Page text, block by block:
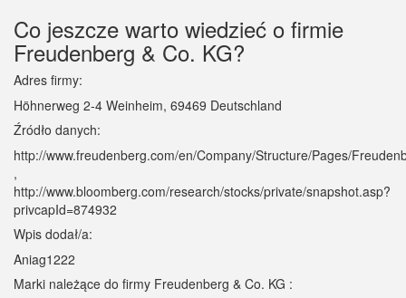
Co jeszcze warto wiedzieć o firmie
Freudenberg & Co. KG?
Adres firmy:
Höhnerweg 2-4 Weinheim, 69469 Deutschland
Źródło danych:
http://www.freudenberg.com/en/Company/Structure/Pages/
,
http://www.bloomberg.com/research/stocks/private/snapshot.asp?
privcapId=874932
Wpis dodał/a:
Aniag1222
Marki należące do firmy Freudenberg & Co. KG :